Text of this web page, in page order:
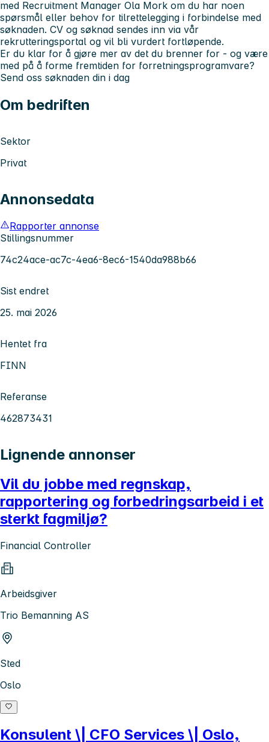
med Recruitment Manager Ola Mork om du har noen
spørsmål eller behov for tilrettelegging i forbindelse med
søknaden. CV og søknad sendes inn via vår
rekrutteringsportal og vil bli vurdert fortløpende.
Er du klar for å gjøre mer av det du brenner for - og være
med på å forme fremtiden for forretningsprogramvare?
Send oss søknaden din i dag
Om bedriften
Sektor
Privat
Annonsedata
Rapporter annonse
Stillingsnummer
74c24ace-ac7c-4ea6-8ec6-1540da988b66
Sist endret
25. mai 2026
Hentet fra
FINN
Referanse
462873431
Lignende annonser
Vil du jobbe med regnskap,
rapportering og forbedringsarbeid i et
sterkt fagmiljø?
Financial Controller
Arbeidsgiver
Trio Bemanning AS
Sted
Oslo
Konsulent \| CFO Services \| Oslo,